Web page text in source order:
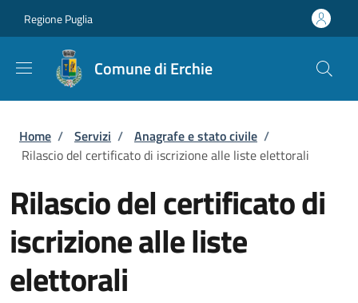
Regione Puglia
Comune di Erchie
Briciole di pane
Home / Servizi / Anagrafe e stato civile /
Rilascio del certificato di iscrizione alle liste elettorali
Rilascio del certificato di
iscrizione alle liste
elettorali